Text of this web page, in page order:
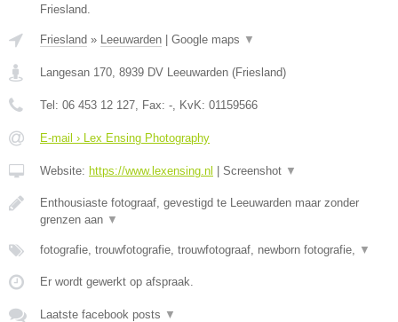
Friesland.
Friesland » Leeuwarden | Google maps ▼
Langesan 170 8939 DV Leeuwarden (Friesland)
Tel: 06 453 12 127 , Fax: - , KvK: 01159566
E-mail › Lex Ensing Photography
Website: https://www.lexensing.nl | Screenshot ▼
Enthousiaste fotograaf, gevestigd te Leeuwarden maar zonder
grenzen aan ▼
fotografie, trouwfotografie, trouwfotograaf, newborn fotografie, ▼
Er wordt gewerkt op afspraak.
Laatste facebook posts ▼